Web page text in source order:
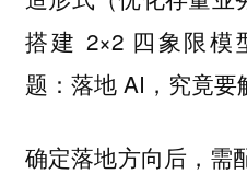
搭建 2×2 四象限模
题：落地 AI，究竟要
确定落地方向后，需